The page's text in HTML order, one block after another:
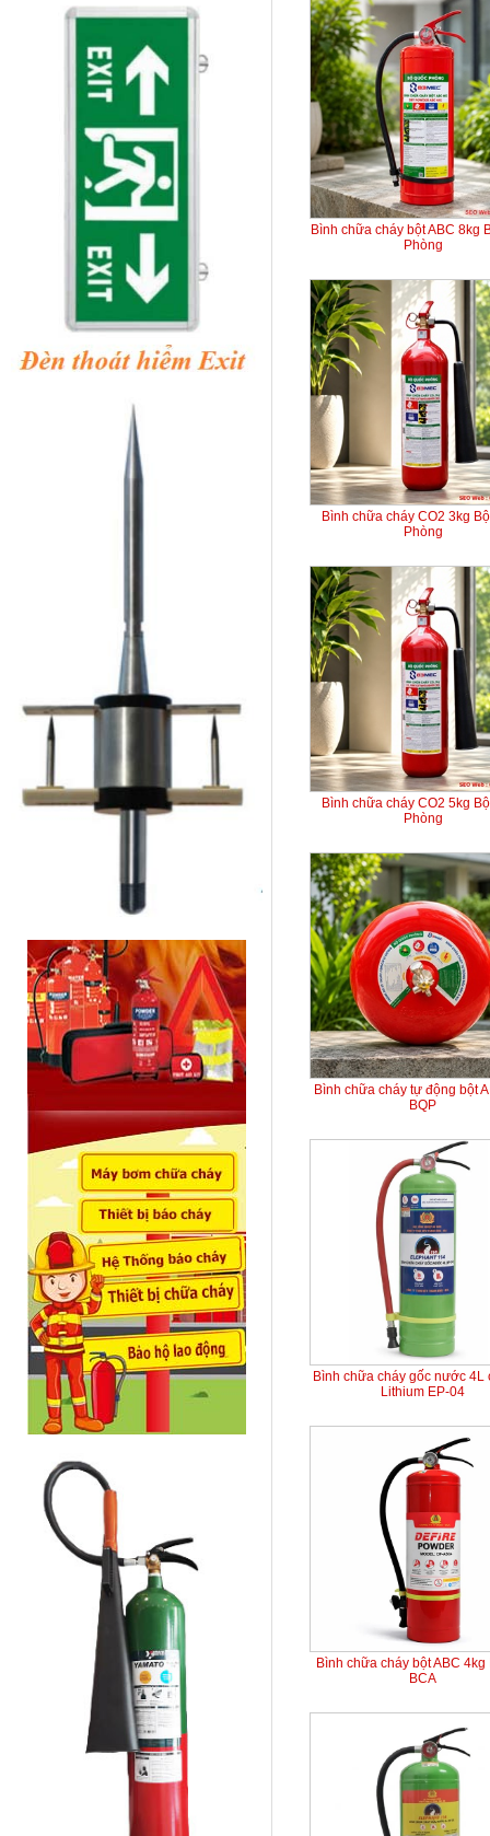
Bình chữa cháy bột ABC 8kg
Phòng
Bình chữa cháy CO2 3kg
Phòng
Bình chữa cháy CO2 5kg
Phòng
Bình chữa cháy tự động bột
BQP
Bình chữa cháy gốc nước 4L
Lithium EP-04
Bình chữa cháy bột ABC 4kg
BCA